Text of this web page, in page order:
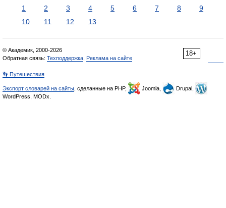
1 2 3 4 5 6 7 8
9
10
11 12 13
18+
© Академик, 2000-2026
Обратная связь: Техподдержка Реклама на сайте
👣 Путешествия
Экспорт словарей на сайты , сделанные на PHP, Joomla,
Drupal,
WordPress, MODx.